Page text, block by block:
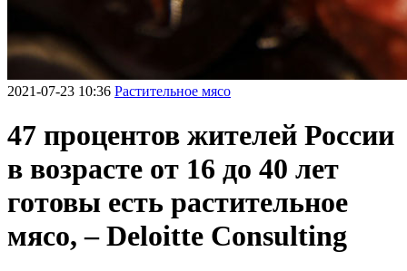
2021-07-23 10:36 Растительное мясо
47 процентов жителей России
в возрасте от 16 до 40 лет
готовы есть растительное
мясо, – Deloitte Consulting